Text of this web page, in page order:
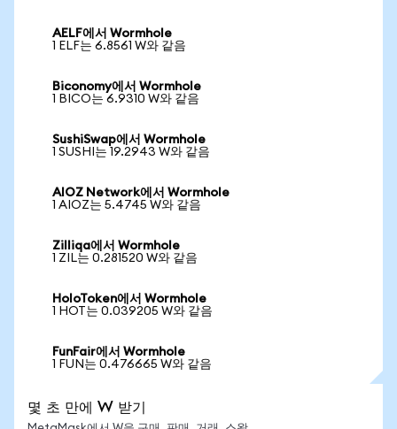
AELF에서 Wormhole
1 ELF는 6.8561 W와 같음
Biconomy에서 Wormhole
1 BICO는 6.9310 W와 같음
SushiSwap에서 Wormhole
1 SUSHI는 19.2943 W와 같음
AIOZ Network에서 Wormhole
1 AIOZ는 5.4745 W와 같음
Zilliqa에서 Wormhole
1 ZIL는 0.281520 W와 같음
HoloToken에서 Wormhole
1 HOT는 0.039205 W와 같음
FunFair에서 Wormhole
1 FUN는 0.476665 W와 같음
몇 초 만에 W 받기